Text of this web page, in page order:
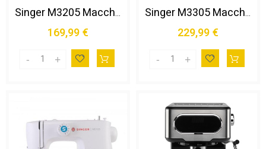
Singer M3205 Macchina da Cucito Macchina da Cucire Semiautomatica Elettrico
169,99 €
Singer M3305 Macchina da Cucito Macchina da Cucire Semiautomatica Elettrico
229,99 €